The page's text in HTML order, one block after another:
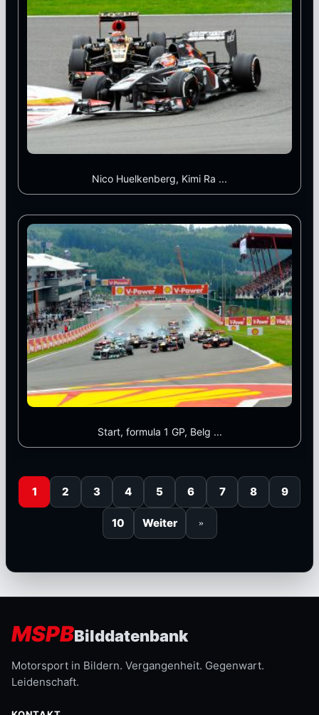
Nico Huelkenberg, Kimi Ra ...
Start, formula 1 GP, Belg ...
1 2 3 4 5 6 7 8 9
10 Weiter »
MSPBBilddatenbank
Motorsport in Bildern. Vergangenheit. Gegenwart.
Leidenschaft.